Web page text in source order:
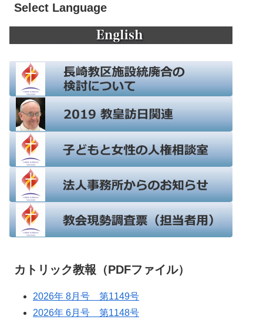
Select Language
カトリック教報（PDFファイル）
2026年 8月号 第1149号
2026年 6月号 第1148号